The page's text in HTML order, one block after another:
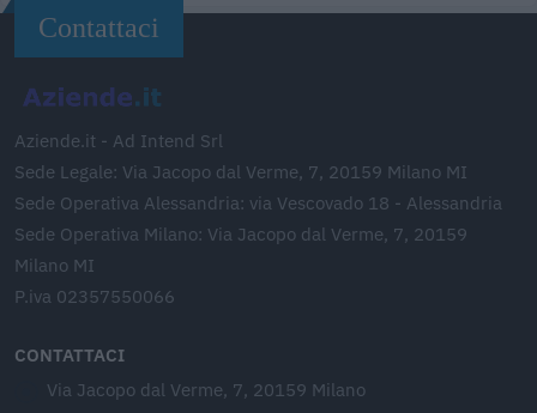
Contattaci
Aziende.it - Ad Intend Srl
Sede Legale: Via Jacopo dal Verme, 7, 20159 Milano MI
Sede Operativa Alessandria: via Vescovado 18 - Alessandria
Sede Operativa Milano: Via Jacopo dal Verme, 7, 20159
Milano MI
P.iva 02357550066
CONTATTACI
Via Jacopo dal Verme, 7, 20159 Milano